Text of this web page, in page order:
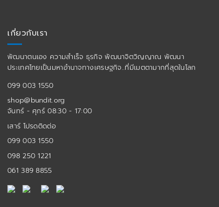
เกี่ยวกับเรา
พัฒนาตนเอง ความสำเร็จ ธุรกิจ พัฒนาจิตวิญญาณ พัฒนา
ประเทศไทยเป็นมหาอำนาจทางเศรษฐกิจ..ที่มีเมตตามากที่สุดในโลก
099 003 1550
shop@bundit.org
จันทร์ - ศุกร์ 08:30 - 17:00
เสาร์ โปรดติดต่อ
099 003 1550
098 250 1221
061 389 8855